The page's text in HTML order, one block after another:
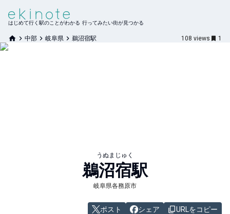
はじめて行く駅のことがわかる 行ってみたい街が見つかる
中部 岐阜県 鵜沼宿駅 108 views 1
うぬまじゅく
鵜沼宿駅
岐阜県各務原市
ポスト シェア URLをコピー